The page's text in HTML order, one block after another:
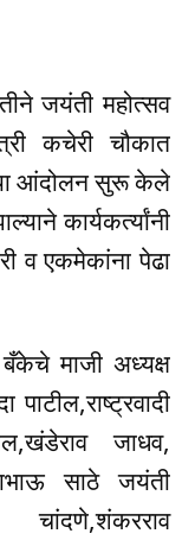
जयंती महोत्सव
कचेरी चौकात
आंदोलन सुरू केले
कार्यकर्त्यांनी
व एकमेकांना पेढा
बँकेचे माजी अध्यक्ष
जाधव,
साठे जयंती